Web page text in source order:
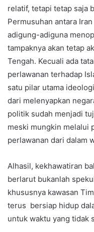
relatif, tetapi tetap saja
Permusuhan antara
adigung-adiguna
tampaknya akan tetap
Tengah. Kecuali ada
perlawanan terhadap
satu pilar utama
dari melenyapkan
politik sudah menjadi
meski mungkin melalui
perlawanan dari dalam
Alhasil, kekhawatiran
berlarut bukanlah
khususnya kawasan
terus bersiap hidup
untuk waktu yang tidak